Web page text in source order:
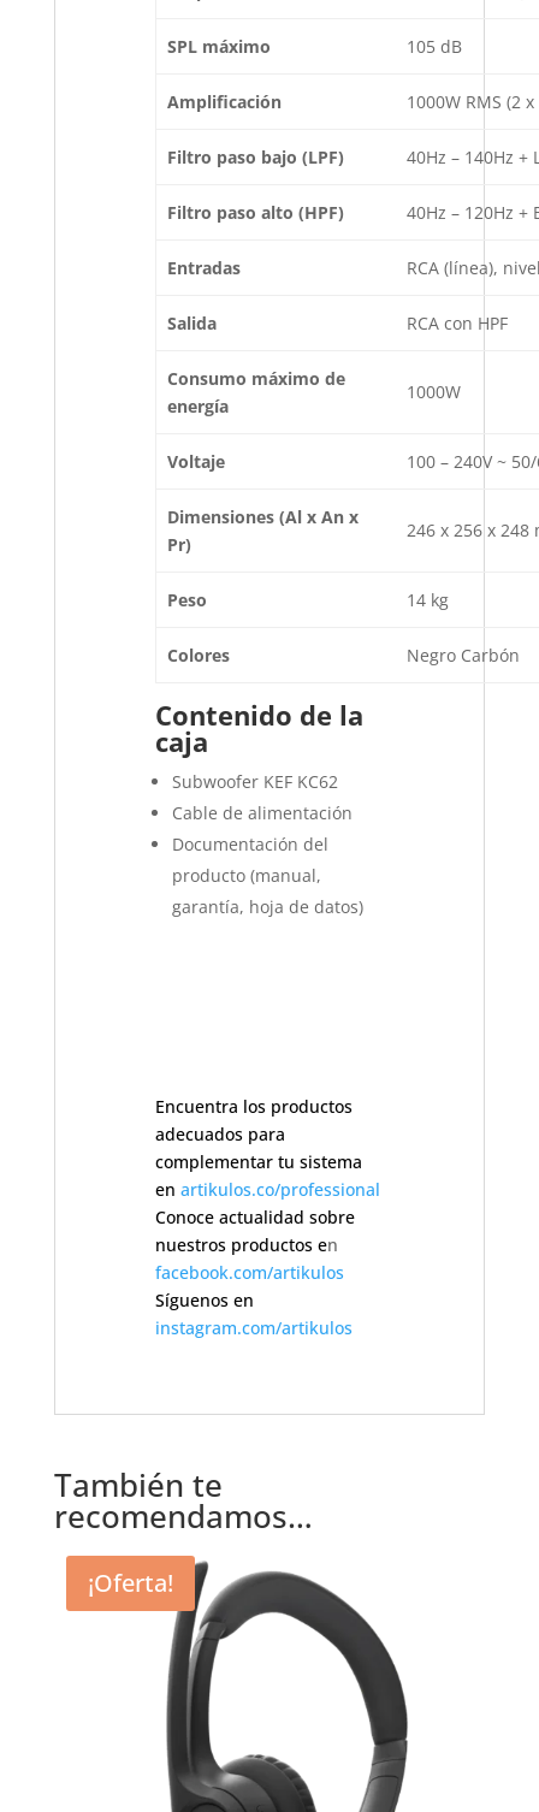
SPL máximo 105 dB
Amplificación 1000W RMS (2
Filtro paso bajo (LPF) 40Hz – 140Hz +
Filtro paso alto (HPF) 40Hz – 120Hz +
Entradas RCA (línea),
Salida RCA con HPF
Consumo máximo de
energía
1000W
Voltaje 100 – 240V ~
Dimensiones (Al x An x
Pr)
246 x 256 x 248
Peso 14 kg
Colores Negro Carbón
Contenido de la
caja
Subwoofer KEF KC62
Cable de alimentación
Documentación del
producto (manual,
garantía, hoja de datos)
Encuentra los productos
adecuados para
complementar tu sistema
enartikulos.co/professional
Conoce actualidad sobre
nuestros productos en
facebook.com/artikulos
Síguenos en
instagram.com/artikulos
También te
recomendamos…
¡Oferta!